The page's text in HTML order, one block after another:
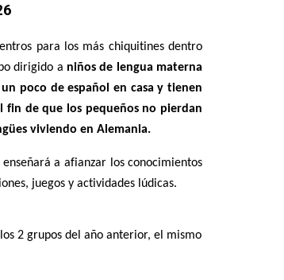
para los más chiquitines dentro
dirigido a niños de lengua materna
poco de español en casa y tienen
de que los pequeños no pierdan
viviendo en Alemania.
a afianzar los conocimientos
juegos y actividades lúdicas.
2 grupos del año anterior, el mismo